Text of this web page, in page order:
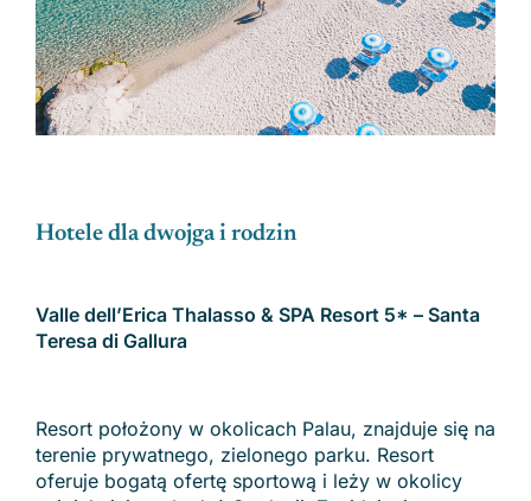
Hotele dla dwojga i rodzin
Valle dell’Erica Thalasso & SPA Resort 5* – Santa
Teresa di Gallura
Resort położony w okolicach Palau, znajduje się na
terenie prywatnego, zielonego parku. Resort
oferuje bogatą ofertę sportową i leży w okolicy